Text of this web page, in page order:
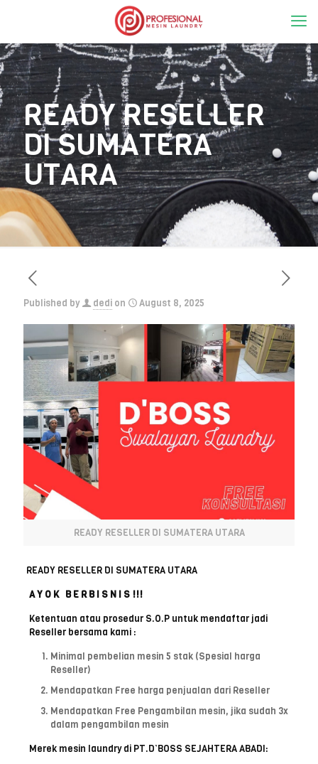
READY RESELLER
DI SUMATERA
UTARA
Published by dedi on August 8, 2025
READY RESELLER DI SUMATERA UTARA
READY RESELLER DI SUMATERA UTARA
A Y O K B E R B I S N I S !!!
Ketentuan atau prosedur S.O.P untuk mendaftar jadi
Reseller bersama kami :
Minimal pembelian mesin 5 stak (Spesial harga
Reseller)
Mendapatkan Free harga penjualan dari Reseller
Mendapatkan Free Pengambilan mesin, jika sudah 3x
dalam pengambilan mesin
Merek mesin laundry di PT.D’BOSS SEJAHTERA ABADI: